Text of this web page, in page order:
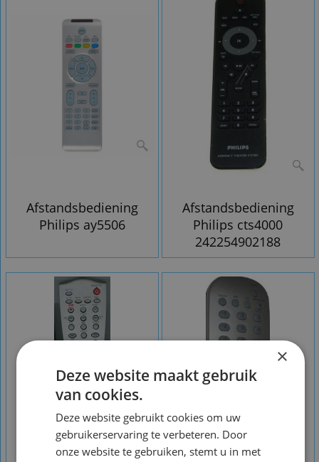
Afstandsbediening
Philips ay5506
Afstandsbediening
Philips cts4000
242254902188
×
Deze website maakt gebruik
van cookies.
Deze website gebruikt cookies om uw
gebruikerservaring te verbeteren. Door
onze website te gebruiken, stemt u in met